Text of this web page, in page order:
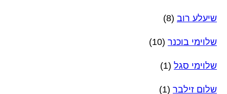
שיעלע רוב (8)
שלוימי בוכנר (10)
שלוימי סגל (1)
שלום זילבר (1)